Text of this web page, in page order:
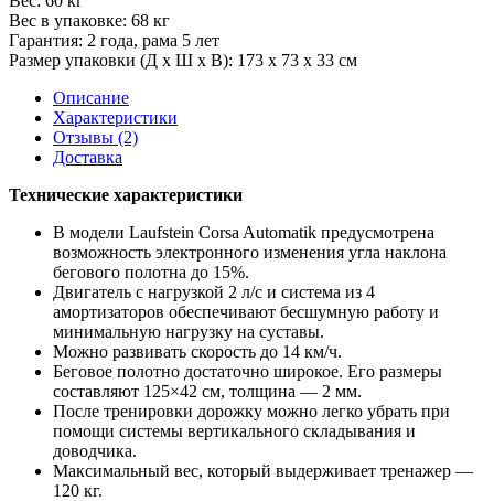
Вес в упаковке: 68 кг
Гарантия: 2 года, рама 5 лет
Размер упаковки (Д х Ш х В): 173 х 73 х 33 см
Описание
Характеристики
Отзывы (2)
Доставка
Технические характеристики
В модели Laufstein Corsa Automatik предусмотрена
возможность электронного изменения угла наклона
бегового полотна до 15%.
Двигатель с нагрузкой 2 л/с и система из 4
амортизаторов обеспечивают бесшумную работу и
минимальную нагрузку на суставы.
Можно развивать скорость до 14 км/ч.
Беговое полотно достаточно широкое. Его размеры
составляют 125×42 см, толщина — 2 мм.
После тренировки дорожку можно легко убрать при
помощи системы вертикального складывания и
доводчика.
Максимальный вес, который выдерживает тренажер —
120 кг.